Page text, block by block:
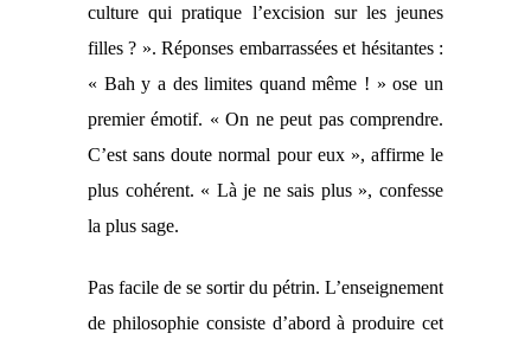
culture qui pratique l’excision sur les jeunes
filles ? ». Réponses embarrassées et hésitantes :
« Bah y a des limites quand même ! » ose un
premier émotif. « On ne peut pas comprendre.
C’est sans doute normal pour eux », affirme le
plus cohérent. « Là je ne sais plus», confesse
la plus sage.
Pas facile de se sortir du pétrin. L’enseignement
de philosophie consiste d’abord à produire cet